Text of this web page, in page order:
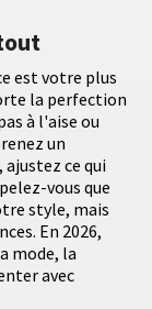
est votre plus
la perfection
à l'aise ou
un
ce qui
vous que
style, mais
En 2026,
mode, la
avec